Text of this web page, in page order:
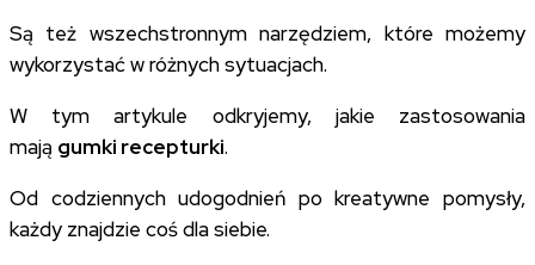
Są też wszechstronnym narzędziem, które możemy
wykorzystać w różnych sytuacjach.
W tym artykule odkryjemy, jakie zastosowania
mają gumki recepturki.
Od codziennych udogodnień po kreatywne pomysły,
każdy znajdzie coś dla siebie.